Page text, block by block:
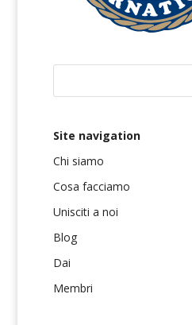
Site navigation
Chi siamo
Cosa facciamo
Unisciti a noi
Blog
Dai
Membri